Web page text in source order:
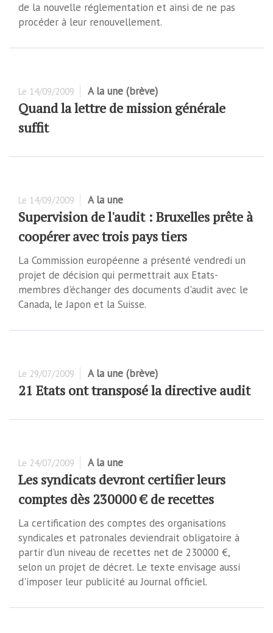
de la nouvelle réglementation et ainsi de ne pas
procéder à leur renouvellement.
Le 14/09/2009 A la une (brève)
Quand la lettre de mission générale
suffit
Le 14/09/2009 A la une
Supervision de l'audit : Bruxelles prête à
coopérer avec trois pays tiers
La Commission européenne a présenté vendredi un
projet de décision qui permettrait aux Etats-
membres d'échanger des documents d'audit avec le
Canada, le Japon et la Suisse.
Le 29/07/2009 A la une (brève)
21 Etats ont transposé la directive audit
Le 24/07/2009 A la une
Les syndicats devront certifier leurs
comptes dès 230000 € de recettes
La certification des comptes des organisations
syndicales et patronales deviendrait obligatoire à
partir d'un niveau de recettes net de 230000 €,
selon un projet de décret. Le texte envisage aussi
d'imposer leur publicité au Journal officiel.